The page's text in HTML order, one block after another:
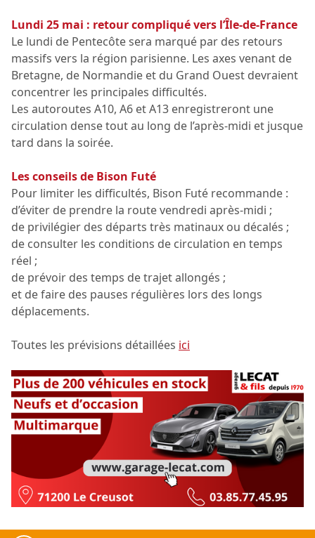
Lundi 25 mai : retour compliqué vers l’Île-de-France
Le lundi de Pentecôte sera marqué par des retours
massifs vers la région parisienne. Les axes venant de
Bretagne, de Normandie et du Grand Ouest devraient
concentrer les principales difficultés.
Les autoroutes A10, A6 et A13 enregistreront une
circulation dense tout au long de l’après-midi et jusque
tard dans la soirée.
Les conseils de Bison Futé
Pour limiter les difficultés, Bison Futé recommande :
d’éviter de prendre la route vendredi après-midi ;
de privilégier des départs très matinaux ou décalés ;
de consulter les conditions de circulation en temps
réel ;
de prévoir des temps de trajet allongés ;
et de faire des pauses régulières lors des longs
déplacements.
Toutes les prévisions détaillées ici